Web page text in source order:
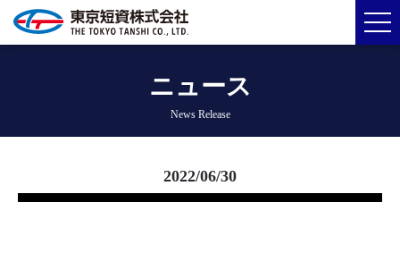
ニュース
News Release
2022/06/30